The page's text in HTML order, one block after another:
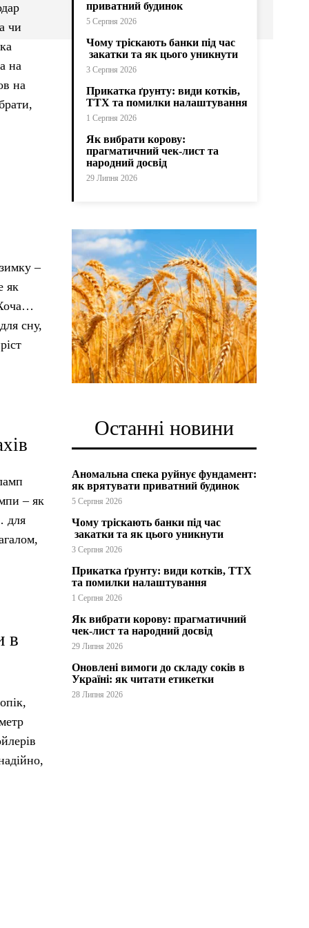
чи
на
на
–
як
сну,
– як
для
в
приватний будинок
5 Серпня 2026
Чому тріскають банки під час
закатки та як цього уникнути
3 Серпня 2026
Прикатка ґрунту: види котків,
ТТХ та помилки налаштування
1 Серпня 2026
Як вибрати корову:
прагматичний чек-лист та
народний досвід
29 Липня 2026
Останні новини
Аномальна спека руйнує фундамент:
як врятувати приватний будинок
5 Серпня 2026
Чому тріскають банки під час
закатки та як цього уникнути
3 Серпня 2026
Прикатка ґрунту: види котків, ТТХ
та помилки налаштування
1 Серпня 2026
Як вибрати корову: прагматичний
чек-лист та народний досвід
29 Липня 2026
Оновлені вимоги до складу соків в
Україні: як читати етикетки
28 Липня 2026